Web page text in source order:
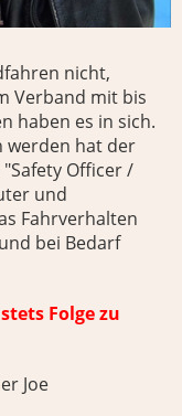
nicht,
Verband mit bis
haben es in sich.
werden hat der
Officer /
und
Fahrverhalten
bei Bedarf
Folge zu
Joe